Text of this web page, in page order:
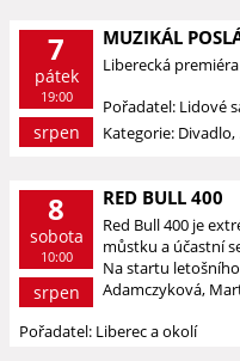
7
pátek
19:00
srpen
MUZIKÁL
Liberecká
Pořadatel: Lidové
Kategorie: Divadlo,
8
sobota
10:00
srpen
RED BULL 400
Red Bull 400 je
můstku a účastní
Na startu
Adamczyková,
Pořadatel: Liberec a okolí